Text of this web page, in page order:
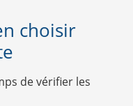
choisir
de vérifier les